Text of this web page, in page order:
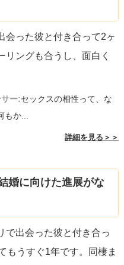
会った彼と付き合って2ヶ
リングも合うし、面白く
ー:セックスの相性って、な
もか...
詳細を見る＞＞
婚に向けた進展がな
で出会った彼と付き合っ
もうすぐ1年です。同棲ま